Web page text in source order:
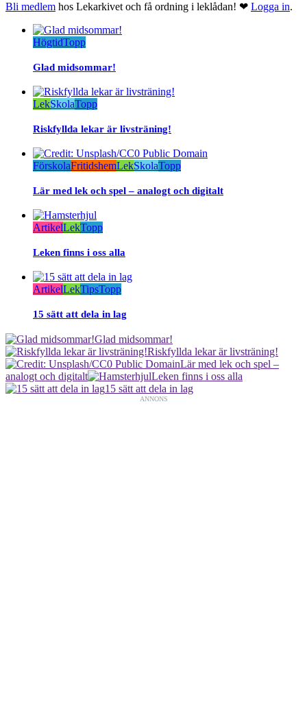
Bli medlem hos Lekarkivet och få ordning i leklådan! ❤ Logga in.
HögtidTopp
Glad midsommar!
LekSkolaTopp
Riskfyllda lekar är livsträning!
FörskolaFritidshemLekSkolaTopp
Lär med lek och spel – analogt och digitalt
ArtikelLekTopp
Leken finns i oss alla
ArtikelLekTipsTopp
15 sätt att dela in lag
Glad midsommar!
Riskfyllda lekar är livsträning!
Lär med lek och spel –
analogt och digitalt
Leken finns i oss alla
15 sätt att dela in lag
ANNONS